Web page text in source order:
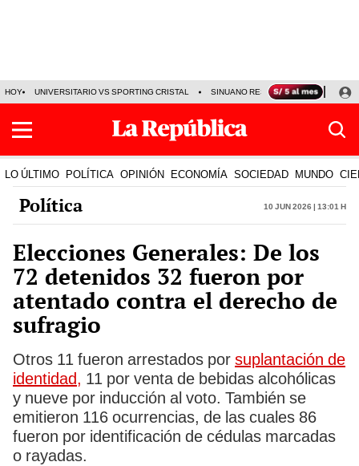
HOY UNIVERSITARIO VS SPORTING CRISTAL SINUANO RESULTADOS HOY
LO ÚLTIMO POLÍTICA OPINIÓN ECONOMÍA SOCIEDAD MUNDO
Política 10 Jun 2026 | 13:01 h
Elecciones Generales: De los
72 detenidos 32 fueron por
atentado contra el derecho de
sufragio
Otros 11 fueron arrestados por suplantación de
identidad, 11 por venta de bebidas alcohólicas
y nueve por inducción al voto. También se
emitieron 116 ocurrencias, de las cuales 86
fueron por identificación de cédulas marcadas
o rayadas.